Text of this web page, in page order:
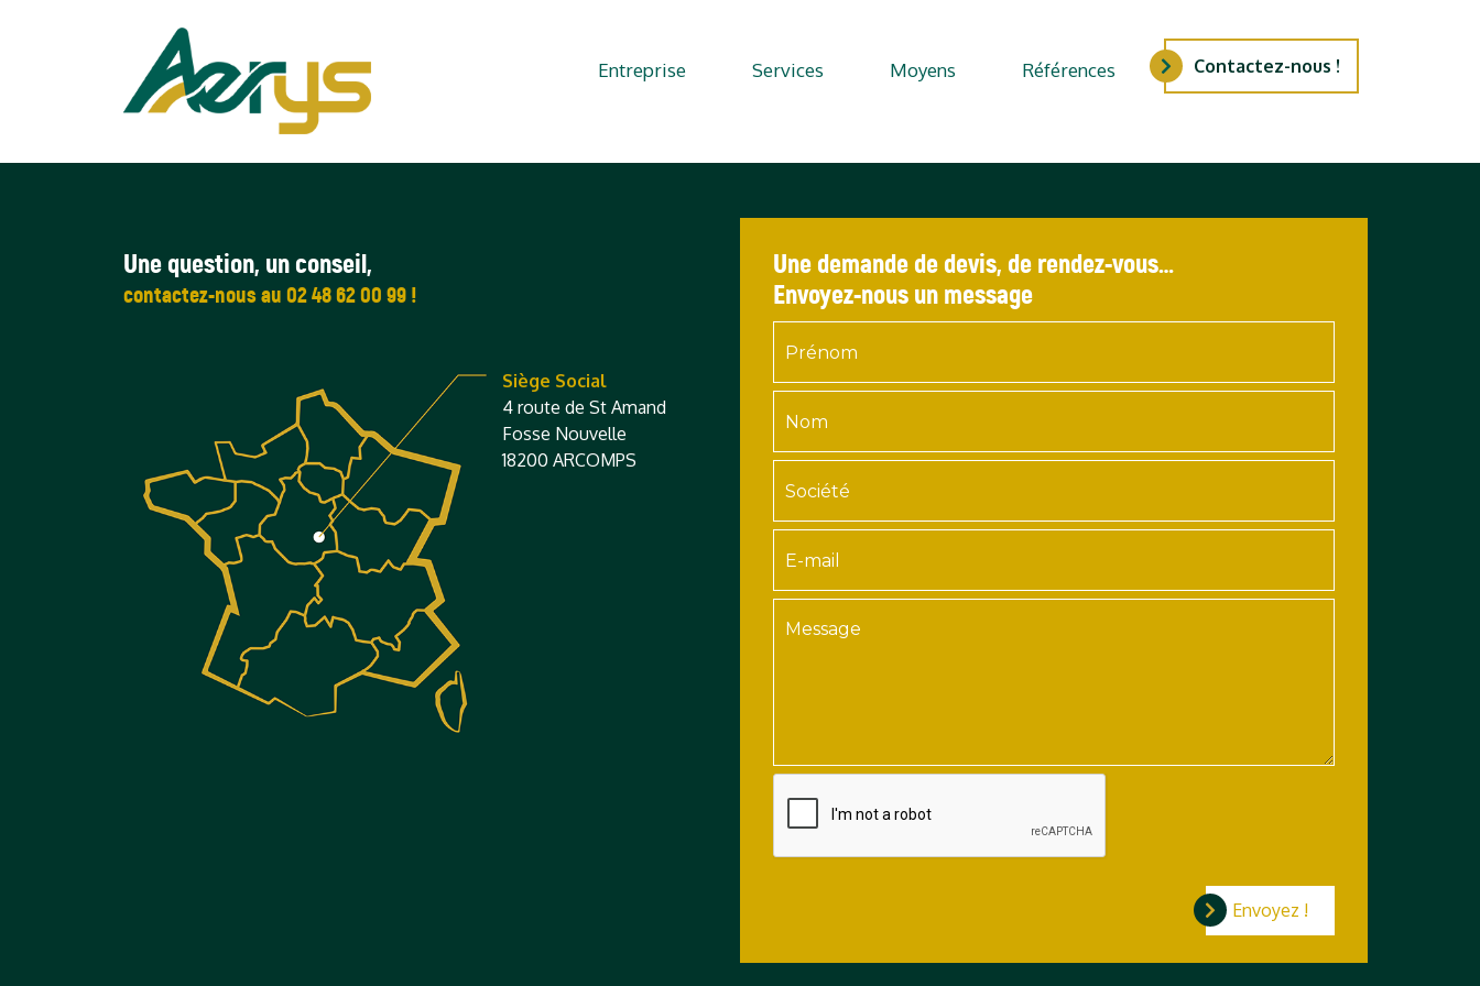
Entreprise Services Moyens Références Contactez-nous !
Une question, un conseil,
contactez-nous au 02 48 62 00 99 !
Siège Social
4 route de St Amand
Fosse Nouvelle
18200 ARCOMPS
Une demande de devis, de rendez-vous…
Envoyez-nous un message
Envoyez !